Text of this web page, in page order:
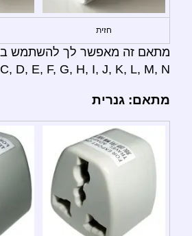
חזית
C, D, E, F, G, H, I, J, K, L, M, N לסוגי שקעים: L.
מתאם: גנרית